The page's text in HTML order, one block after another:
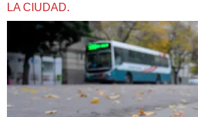
LA CIUDAD.